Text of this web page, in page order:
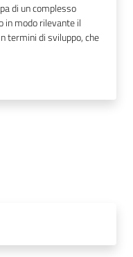
di un complesso
in modo rilevante il
termini di sviluppo, che